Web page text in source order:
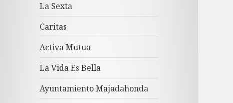
La Sexta
Caritas
Activa Mutua
La Vida Es Bella
Ayuntamiento Majadahonda